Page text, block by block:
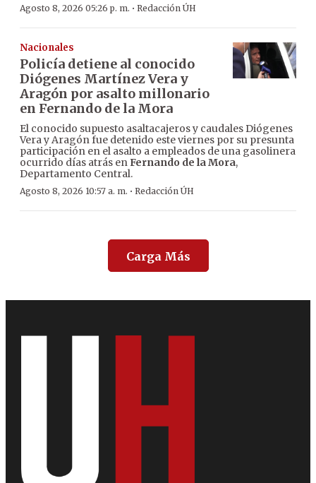
Agosto 8, 2026 05:26 p. m. · Redacción ÚH
Nacionales
Policía detiene al conocido
Diógenes Martínez Vera y
Aragón por asalto millonario
en Fernando de la Mora
El conocido supuesto asaltacajeros y caudales Diógenes
Vera y Aragón fue detenido este viernes por su presunta
participación en el asalto a empleados de una gasolinera
ocurrido días atrás enFernando de la Mora,
Departamento Central.
Agosto 8, 2026 10:57 a. m. · Redacción ÚH
Carga Más